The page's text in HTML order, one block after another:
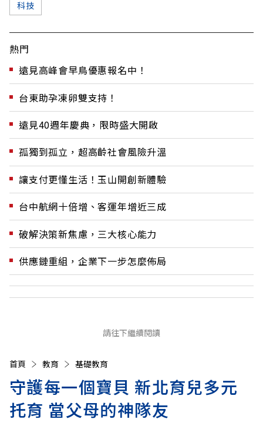
科技
熱門
遠見高峰會早鳥優惠報名中！
台東助孕凍卵雙支持！
遠見40週年慶典，限時盛大開啟
孤獨到孤立，超高齡社會風險升溫
讓支付更懂生活！玉山開創新體驗
台中航網十倍增、客運年增近三成
破解決策新焦慮，三大核心能力
供應鏈重組，企業下一步怎麼佈局
請往下繼續閱讀
首頁 教育 基礎教育
守護每一個寶貝 新北育兒多元
托育 當父母的神隊友